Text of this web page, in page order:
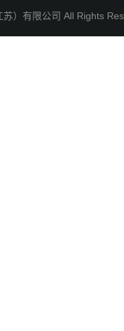
苏）有限公司 All Rights